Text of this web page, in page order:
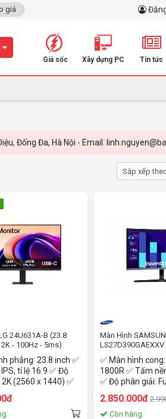
giá
Giá sốc Xây dựng PC Tin tức
Đa, Hà Nội - Email:
24U631A-B (23.8
2K - 100Hz - 5ms)
phẳng: 23.8 inch ✅
tỉ lệ 16:9 ✅ Độ
(2560 x 1440) ✅
5ms (GtG at
sắc: 16.7 triệu
Màn Hình
✅ Màn hình
1800R ✅ Tấm
✅ Độ phân giải:
cd/㎡ ✅ Tần số
100Hz ✅ Thời
2.850.000đ
Còn hàng